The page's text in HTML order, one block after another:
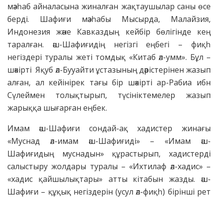
мәзһаб айналасына жиналған жақтаушылар саны өсе
берді. Шафиғи мәзһабы Мысырда, Малайзия,
Индонезия және Кавказдың кейбір бөлігінде кең
таралған. әш-Шафиғидің негізгі еңбегі – фиқһ
негіздері туралы жеті томдық «Китаб әл-умм». Бұл –
шәкірті Яқуб әл-Бууайти ұстазының дәрістерінен жазып
алған, ал кейінірек тағы бір шәкірті ар-Рабиа ибн
Сүлеймен толықтырып, түсініктемелер жазып
жарыққа шығарған еңбек.
Имам әш-Шафиғи сондай-ақ хадистер жинағы
«Муснад әл-имам әш-Шафиғиді» – «Имам әш-
Шафиғидың муснадын» құрастырып, хадистерді
салыстыру жолдары туралы – «Ихтилаф әл-хадис» –
«хадис қайшылықтары» атты кітабын жазды. әш-
Шафиғи – құқық негіздерін (усул әл-фиқһ) бірінші рет